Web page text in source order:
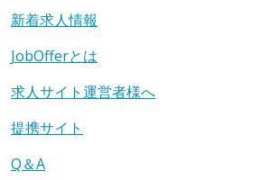
新着求人情報
JobOfferとは
求人サイト運営者様へ
提携サイト
Q＆A